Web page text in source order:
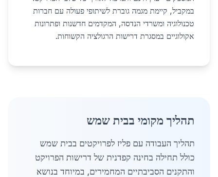
במקביל, קיימת מגמה גוברת לשיתופי פעולה עם חברות
טכנולוגיה ומשרדי הנדסה, המקדמים חדשנות ופתרונות
אקולוגיים במסגרת דרישות הרגולציה הקשוחות.
תהליך מקומי בבית שמש
תהליך העבודה עם פליז לפרויקטים בבית שמש
כולל תחילה בחינה קפדנית של דרישות הפרויקט
והתקנים הסביבתיים המחמירים, במיוחד בנושא